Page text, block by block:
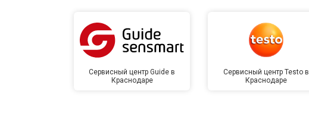
Сервисный центр Guide в
Краснодаре
Сервисный центр Testo в
Краснодаре